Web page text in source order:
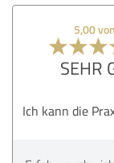
Behandlung
5,00
SEHR
Ich kann die